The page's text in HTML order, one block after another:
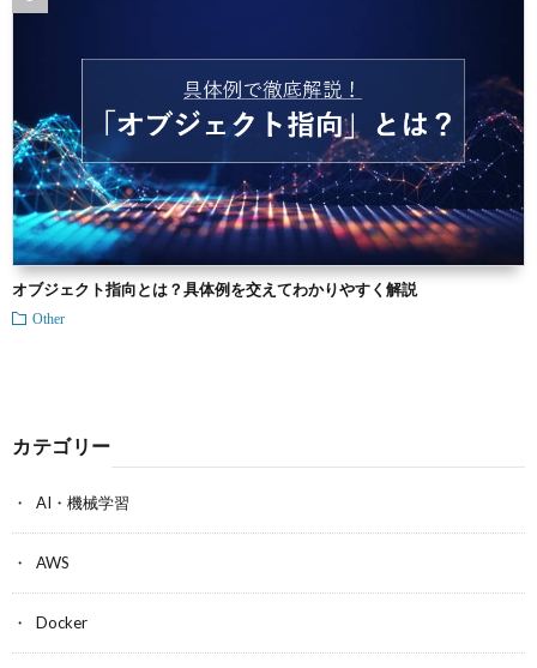
オブジェクト指向とは？具体例を交えてわかりやすく解説
Other
カテゴリー
AI・機械学習
AWS
Docker